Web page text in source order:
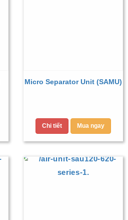
Micro Separator Unit (SAMU)
Chi tiết Mua ngay